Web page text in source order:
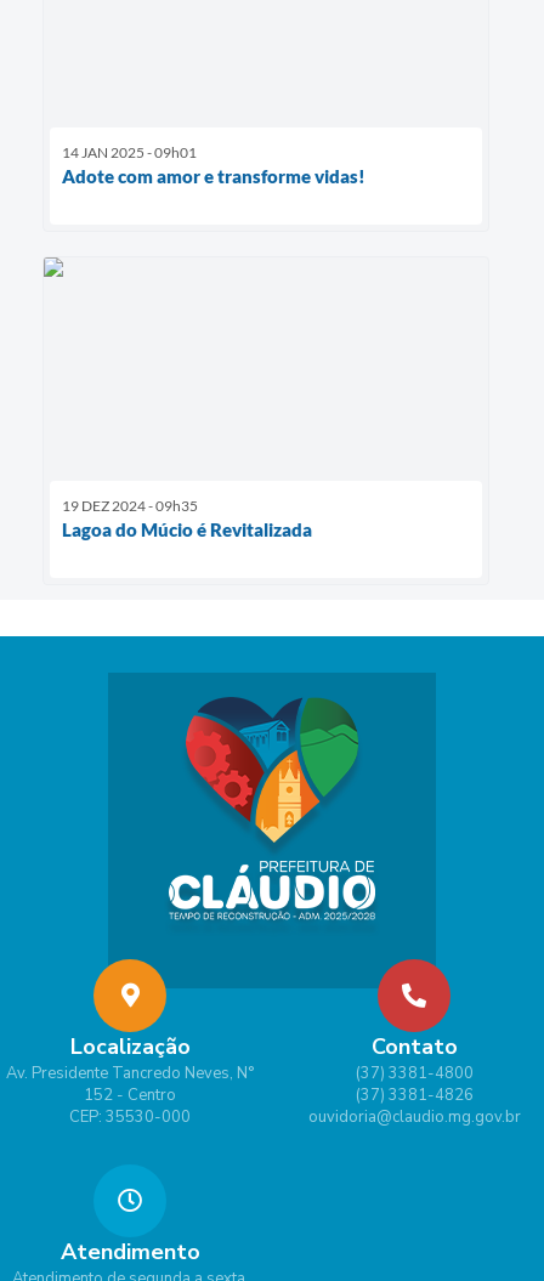
14 JAN 2025 - 09h01
Adote com amor e transforme vidas!
19 DEZ 2024 - 09h35
Lagoa do Múcio é Revitalizada
Localização
Av. Presidente Tancredo Neves, N°
152 - Centro
CEP: 35530-000
Contato
(37) 3381-4800
(37) 3381-4826
ouvidoria@claudio.mg.gov.br
Atendimento